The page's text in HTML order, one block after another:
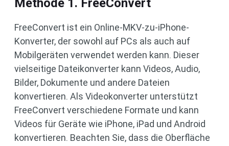
Methode 1. FreeConvert
FreeConvert ist ein Online-MKV-zu-iPhone-
Konverter, der sowohl auf PCs als auch auf
Mobilgeräten verwendet werden kann. Dieser
vielseitige Dateikonverter kann Videos, Audio,
Bilder, Dokumente und andere Dateien
konvertieren. Als Videokonverter unterstützt
FreeConvert verschiedene Formate und kann
Videos für Geräte wie iPhone, iPad und Android
konvertieren. Beachten Sie, dass die Oberfläche